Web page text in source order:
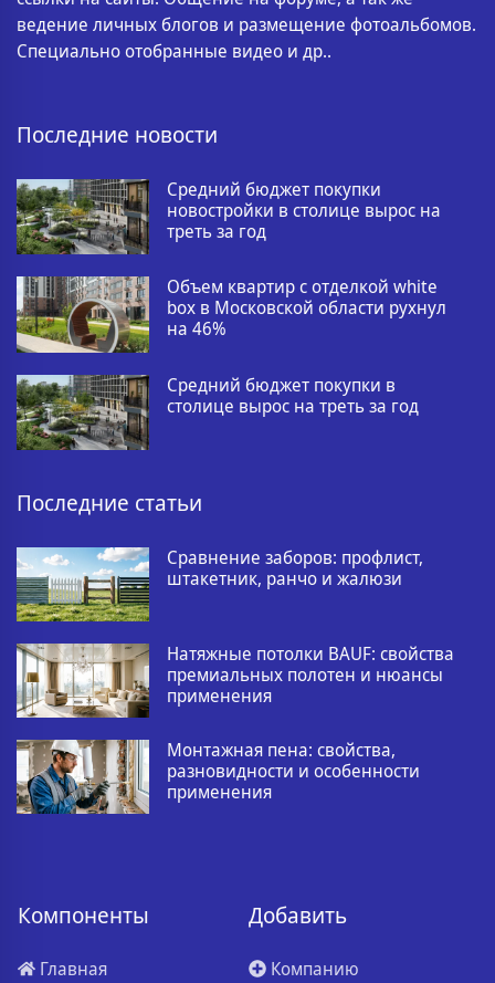
ведение личных блогов и размещение фотоальбомов.
Специально отобранные видео и др..
Последние новости
Средний бюджет покупки
новостройки в столице вырос на
треть за год
Объем квартир с отделкой white
box в Московской области рухнул
на 46%
Средний бюджет покупки в
столице вырос на треть за год
Последние статьи
Сравнение заборов: профлист,
штакетник, ранчо и жалюзи
Натяжные потолки BAUF: свойства
премиальных полотен и нюансы
применения
Монтажная пена: свойства,
разновидности и особенности
применения
Компоненты
Главная
Добавить
Компанию